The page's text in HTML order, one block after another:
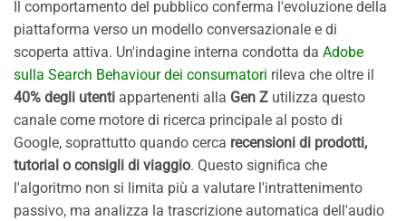
Il comportamento del pubblico conferma l'evoluzione della
piattaforma verso un modello conversazionale e di
scoperta attiva. Un'indagine interna condotta da Adobe
sulla Search Behaviour dei consumatori rileva che oltre il
40% degli utenti appartenenti alla Gen Z utilizza questo
canale come motore di ricerca principale al posto di
Google, soprattutto quando cerca recensioni di prodotti,
tutorial o consigli di viaggio. Questo significa che
l'algoritmo non si limita più a valutare l'intrattenimento
passivo, ma analizza la trascrizione automatica dell'audio